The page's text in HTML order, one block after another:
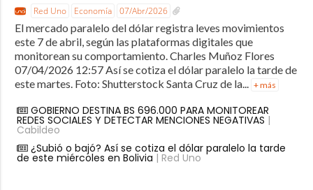
Red Uno Economía 07/Abr/2026
El mercado paralelo del dólar registra leves movimientos
este 7 de abril, según las plataformas digitales que
monitorean su comportamiento. Charles Muñoz Flores
07/04/2026 12:57 Así se cotiza el dólar paralelo la tarde de
este martes. Foto: Shutterstock Santa Cruz de la...
+ más
GOBIERNO DESTINA BS 696.000 PARA MONITOREAR
REDES SOCIALES Y DETECTAR MENCIONES NEGATIVAS |
Cabildeo
¿Subió o bajó? Así se cotiza el dólar paralelo la tarde
de este miércoles en Bolivia | Red Uno